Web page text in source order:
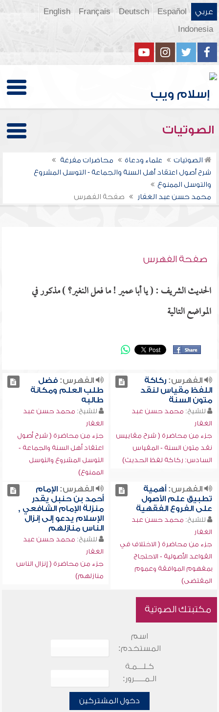
عربي Español
Deutsch
Français
English
Indonesia
الصوتيات
الصوتيات علماء ودعاة
محاضرات مفرغة
شرح أصول اعتقاد أهل السنة والجماعة - التوسل المشروع
والتوسل الممنوع
محمد حسن عبد الغفار
صفحة الفهرس
صفحة الفهرس
الحديث الشريف : ( يا أبا عمير ! ما فعل النغير؟ ) مذكور في
المواضع التالية
الفهرس:ركاكة
اللفظ مقياس لنقد
متون السنة
للشيخ: محمد حسن عبد
الغفار
جزء من محاضرة ( شرح مقاييس
نقد متون السنة - المقياس
السادس: ركاكة لفظ الحديث)
الفهرس:فضل
طلب العلم ومكانة
طالبه
للشيخ: محمد حسن عبد
الغفار
جزء من محاضرة ( شرح أصول
اعتقاد أهل السنة والجماعة -
التوسل المشروع والتوسل
الممنوع)
الفهرس:أهمية
تطبيق علم الأصول
على الفروع الفقهية
للشيخ: محمد حسن عبد
الغفار
جزء من محاضرة ( الاختلاف في
القواعد الأصولية - الاحتجاج
بمفهوم الموافقة وعموم
المقتضى)
الفهرس:الإمام
أحمد بن حنبل يقدر
منزلة الإمام الشافعي ,
الإسلام يدعو إلى إنزال
الناس منازلهم
للشيخ: محمد حسن عبد
الغفار
جزء من محاضرة ( إنزال الناس
منازلهم)
مكتبتك الصوتية
اسم
المستخدم:
كـلـــمـة
الـمـــــرور:
دخول المشتركين